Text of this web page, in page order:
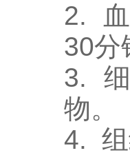
2.
30分
3.
物。
4. 组